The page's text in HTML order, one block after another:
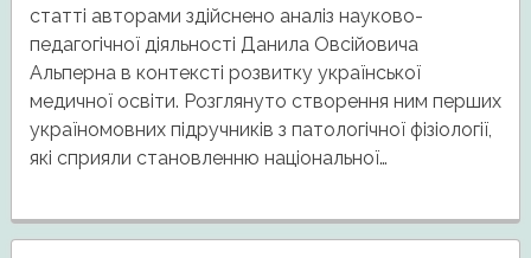
статті авторами здійснено аналіз науково-
педагогічної діяльності Данила Овсійовича
Альперна в контексті розвитку української
медичної освіти. Розглянуто створення ним перших
україномовних підручників з патологічної фізіології,
які сприяли становленню національної…